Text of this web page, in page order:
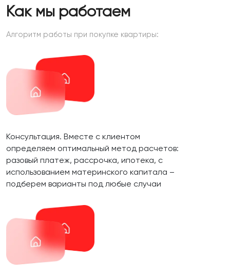
Как мы работаем
Алгоритм работы при покупке квартиры:
Консультация. Вместе с клиентом
определяем оптимальный метод расчетов:
разовый платеж, рассрочка, ипотека, с
использованием материнского капитала –
подберем варианты под любые случаи